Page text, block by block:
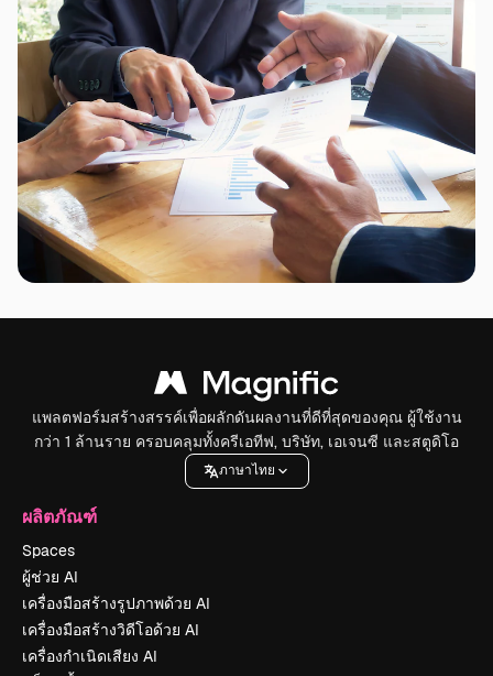
แพลตฟอร์มสร้างสรรค์เพื่อผลักดันผลงานที่ดีที่สุดของคุณ ผู้ใช้งาน
กว่า 1 ล้านราย ครอบคลุมทั้งครีเอทีฟ, บริษัท, เอเจนซี และสตูดิโอ
ภาษาไทย
ผลิตภัณฑ์
Spaces
ผู้ช่วย AI
เครื่องมือสร้างรูปภาพด้วย AI
เครื่องมือสร้างวิดีโอด้วย AI
เครื่องกำเนิดเสียง AI